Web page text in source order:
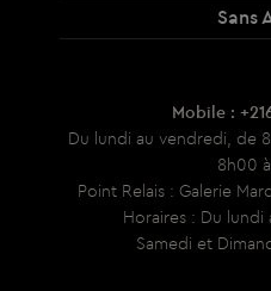
Sans
Mobile :
Du lundi au vendredi, de
8h00
Point Relais : Galerie
Horaires : Du lundi
Samedi et